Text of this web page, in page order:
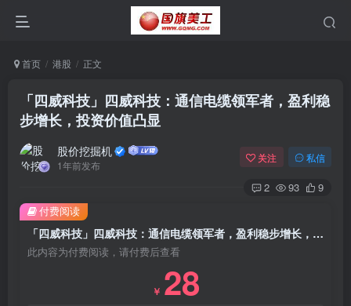
首页 港股 正文
「四威科技」四威科技：通信电缆领军者，盈利稳
步增长，投资价值凸显
股价挖掘机
1年前发布
关注 私信
2 93 9
「四威科技」四威科技：通信电缆领军者，盈利稳步增长，投资价值凸显
此内容为付费阅读，请付费后查看
￥ 28
付费阅读